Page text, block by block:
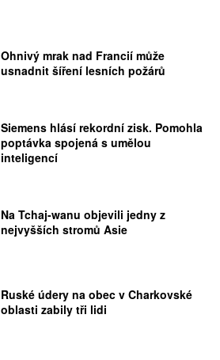
Ohnivý mrak nad Francií může
usnadnit šíření lesních požárů
Siemens hlásí rekordní zisk. Pomohla
poptávka spojená s umělou
inteligencí
Na Tchaj-wanu objevili jedny z
nejvyšších stromů Asie
Ruské údery na obec v Charkovské
oblasti zabily tři lidi